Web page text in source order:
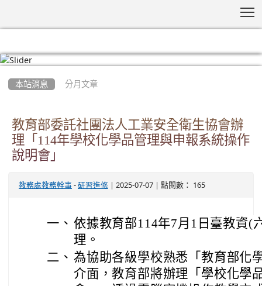
本站消息 分月文章
教育部委託社團法人工業安全衛生協會辦
理「114年學校化學品管理與申報系統操作
說明會」
教務處教務幹事 - 研習進修 | 2025-07-07 | 點閱數： 165
一、 依據教育部114年7月1日臺教資(
理。
二、 為協助各級學校熟悉「教育部化
介面，教育部將辦理「學校化學